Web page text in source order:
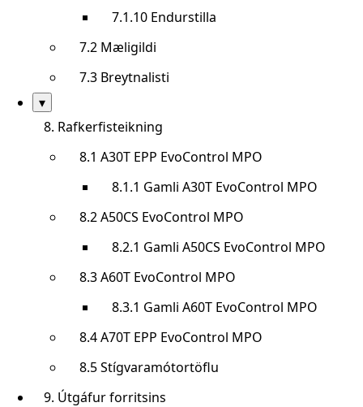
7.1.10 Endurstilla
7.2 Mæligildi
7.3 Breytnalisti
▾Sýna/fela
undirkafla
8. Rafkerfisteikning
8.1 A30T EPP EvoControl MPO
8.1.1 Gamli A30T EvoControl MPO
8.2 A50CS EvoControl MPO
8.2.1 Gamli A50CS EvoControl MPO
8.3 A60T EvoControl MPO
8.3.1 Gamli A60T EvoControl MPO
8.4 A70T EPP EvoControl MPO
8.5 Stígvaramótortöflu
9. Útgáfur forritsins